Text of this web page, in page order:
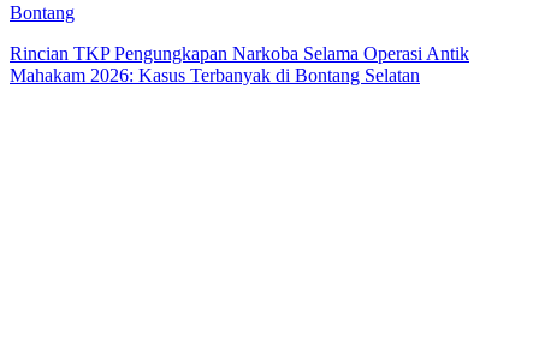
Bontang
Rincian TKP Pengungkapan Narkoba Selama Operasi Antik
Mahakam 2026: Kasus Terbanyak di Bontang Selatan